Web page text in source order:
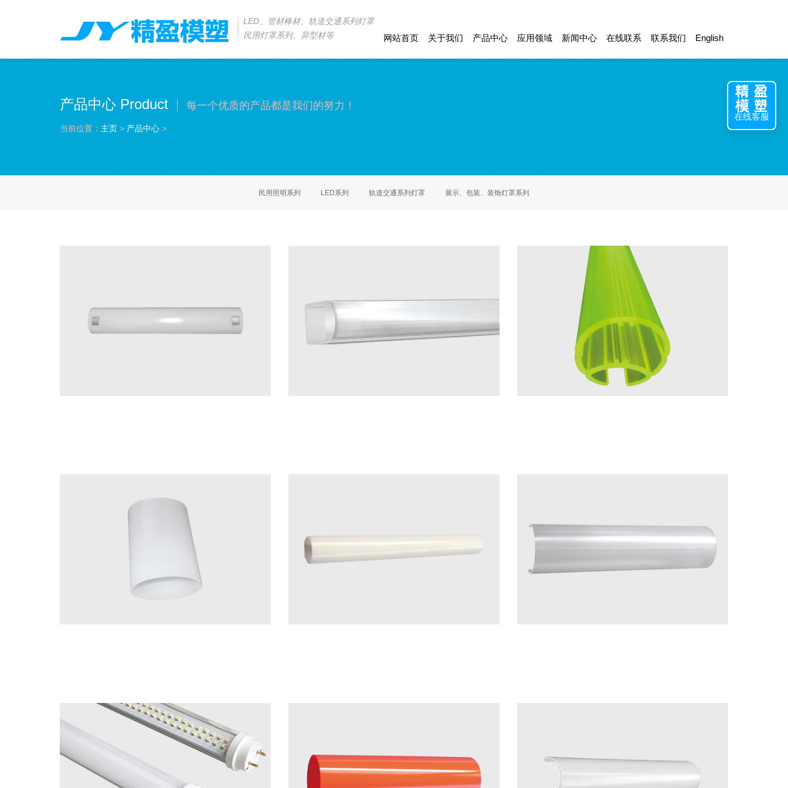
LED、管材棒材、轨道交通系列灯罩
民用灯罩系列、异型材等
网站首页 关于我们 产品中心 应用领域 新闻中心 在线联系 联系我们 English
产品中心 Product 每一个优质的产品都是我们的努力！
当前位置： 主页 > 产品中心 >
民用照明系列 LED系列 轨道交通系列灯罩 展示、包装、装饰灯罩系列
在线客服